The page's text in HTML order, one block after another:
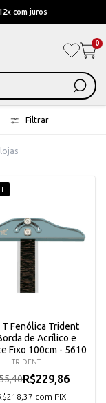
com juros
0
Filtrar
T Fenólica Trident
de Acrílico e
Fixo 100cm - 5610
TRIDENT
R$229,86
com PIX